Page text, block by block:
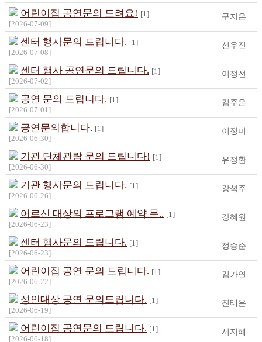
어린이집 공연문의 드려요! [1]
[2026-07-09]
구지은
센터 행사문의 드립니다. [1]
[2026-07-08]
선우진
센터 행사 공연문의 드립니다. [1]
[2026-07-02]
이정선
공연 문의 드립니다. [1]
[2026-07-01]
김주은
공연문의합니다. [1]
[2026-06-30]
이정미
기관 단체관람 문의 드립니다! [1]
[2026-06-30]
유정환
기관 행사문의 드립니다. [1]
[2026-06-26]
강석주
어르신 대상의 프로그램 예약 문.. [1]
[2026-06-23]
강혜원
센터 행사문의 드립니다. [1]
[2026-06-23]
정승준
어린이집 공연 문의 드립니다. [1]
[2026-06-22]
김가연
성인대상 공연 문의드립니다. [1]
[2026-06-19]
진태은
어린이집 공연문의 드립니다. [1]
[2026-06-18]
서지혜